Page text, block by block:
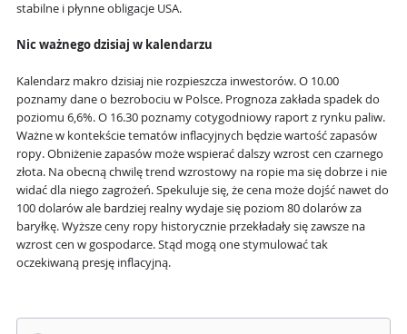
stabilne i płynne obligacje USA.
Nic ważnego dzisiaj w kalendarzu
Kalendarz makro dzisiaj nie rozpieszcza inwestorów. O 10.00
poznamy dane o bezrobociu w Polsce. Prognoza zakłada spadek do
poziomu 6,6%. O 16.30 poznamy cotygodniowy raport z rynku paliw.
Ważne w kontekście tematów inflacyjnych będzie wartość zapasów
ropy. Obniżenie zapasów może wspierać dalszy wzrost cen czarnego
złota. Na obecną chwilę trend wzrostowy na ropie ma się dobrze i nie
widać dla niego zagrożeń. Spekuluje się, że cena może dojść nawet do
100 dolarów ale bardziej realny wydaje się poziom 80 dolarów za
baryłkę. Wyższe ceny ropy historycznie przekładały się zawsze na
wzrost cen w gospodarce. Stąd mogą one stymulować tak
oczekiwaną presję inflacyjną.